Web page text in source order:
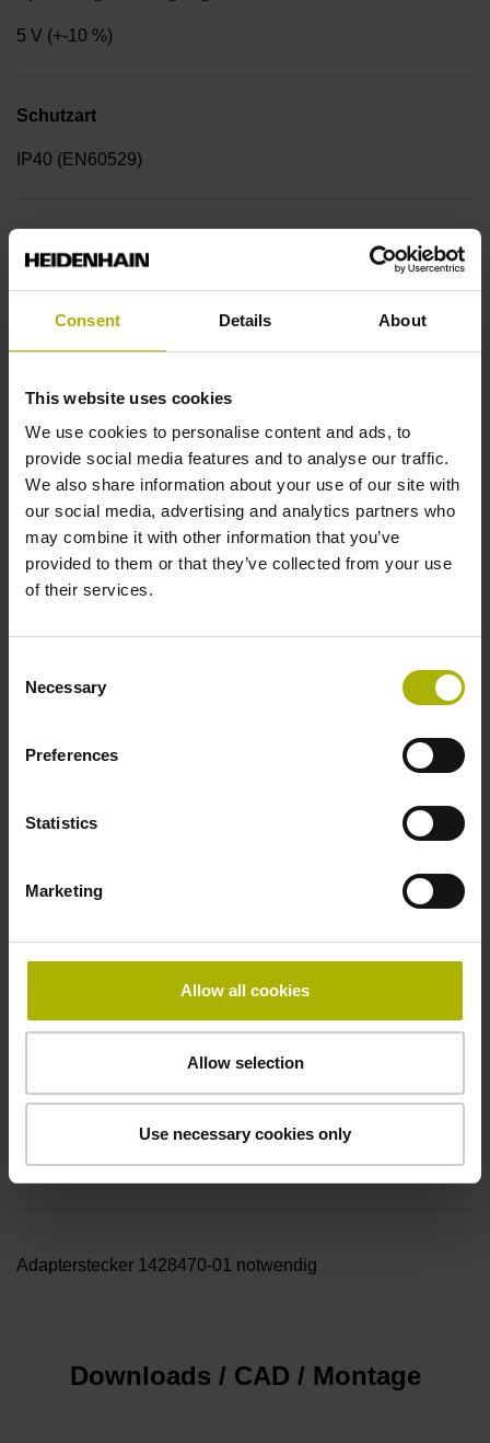
Consent Details About
This website uses cookies
We use cookies to personalise content and ads, to
provide social media features and to analyse our traffic.
We also share information about your use of our site with
our social media, advertising and analytics partners who
may combine it with other information that you’ve
provided to them or that they’ve collected from your use
of their services.
Selection
Necessary
Preferences
Statistics
Marketing
Allow all cookies
Allow selection
Use necessary cookies only
5 V (+-10 %)
Schutzart
IP40 (EN60529)
Kupplung M23, Stift, 12-polig
Anschluss-Belegung
D1153295
Zum Anschluss an SIEMENS Sensor Module SME 20 /
120 ist das Verbindungskabel 1446076-xx oder der
Adapterstecker 1428470-01 notwendig
Downloads / CAD / Montage